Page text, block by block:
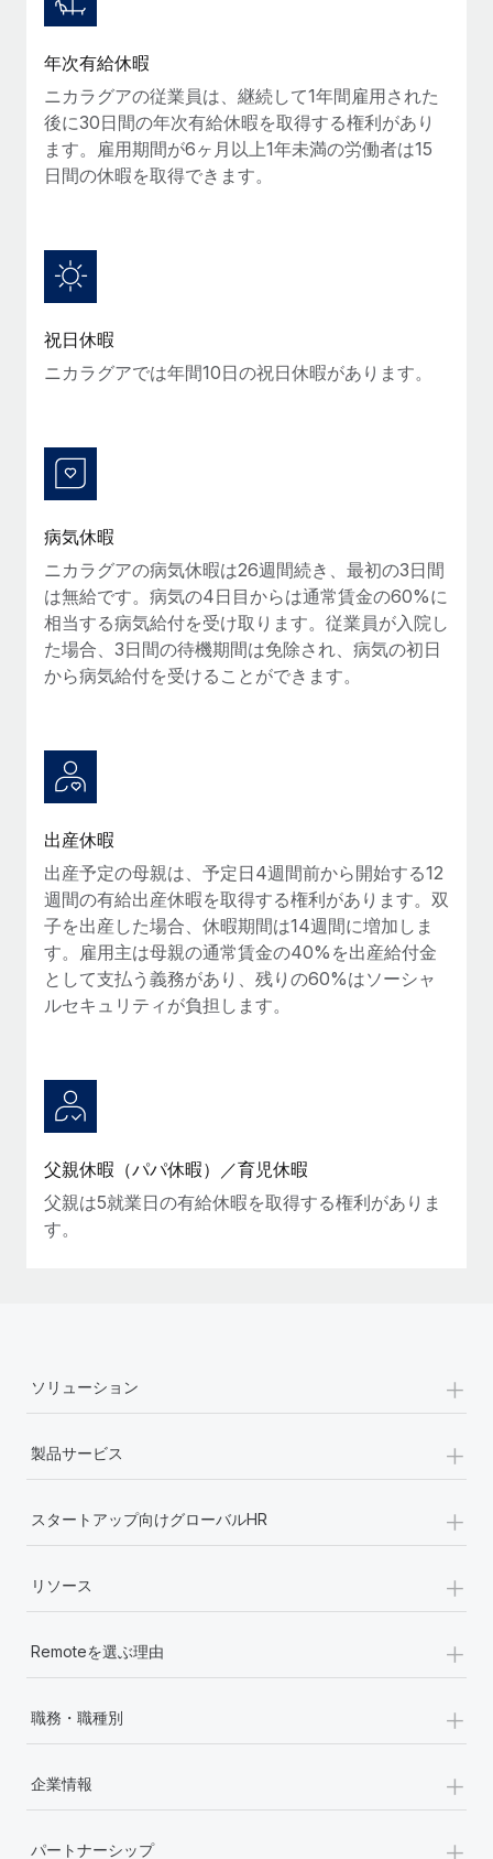
候補者の選考プロセスをシンプルに
Compliance Watchtower
コンプライアンスリスクを先回りして対応
デバイス管理
法人設立
法令順守した法人をスピーディに設立
移住・転勤
従業員の異動をスムーズに
Reverse Tech、契約社員管理と給与処理でRemote
と戦略的提携
Reverse Techの概要 健康とウェルネスのスタートアップである
Reverse...
AIのパイオニアであるWeaviateは、Remoteを使
のか
Weaviateの概要...
サポートを依頼する
すべてのリソースを表示する
ブログ
グローバル給与処理
契約社員管理
税務
ブログを読む
Remoteの製品アップデート：GustoとXeroの統合お
よびContractor Management Plus（契約社員管理
業務に最適な人材を採用し、管理し、給与を支給できるようにす
ることです。この数週間で、新しい統合、機能、改良点をリリー
スしました。...
詳細を見る
給与詐欺：種類、事例、ビジネスを守る方法
給与, 賃金は詐欺の特に魅力的な標的です。多額の資金がシステ
を保護することは極めて重要です。...
詳細を見る
年次有給休暇
ニカラグアの従業員は、継続して1年間雇用された
後に30日間の年次有給休暇を取得する権利があり
ます。雇用期間が6ヶ月以上1年未満の労働者は15
日間の休暇を取得できます。
祝日休暇
ニカラグアでは年間10日の祝日休暇があります。
病気休暇
ニカラグアの病気休暇は26週間続き、最初の3日間
は無給です。病気の4日目からは通常賃金の60%に
相当する病気給付を受け取ります。従業員が入院し
た場合、3日間の待機期間は免除され、病気の初日
から病気給付を受けることができます。
出産休暇
出産予定の母親は、予定日4週間前から開始する12
週間の有給出産休暇を取得する権利があります。双
子を出産した場合、休暇期間は14週間に増加しま
す。雇用主は母親の通常賃金の40%を出産給付金
として支払う義務があり、残りの60%はソーシャ
ルセキュリティが負担します。
父親休暇（パパ休暇）／育児休暇
父親は5就業日の有給休暇を取得する権利がありま
す。
ソリューション +
製品サービス +
スタートアップ向けグローバルHR +
リソース +
Remoteを選ぶ理由 +
職務・職種別 +
企業情報 +
パートナーシップ +